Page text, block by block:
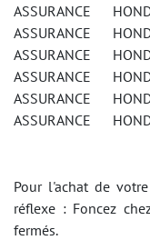
ASSURANCE
ASSURANCE
ASSURANCE
ASSURANCE
ASSURANCE
ASSURANCE
Pour l'achat de
réflexe : Foncez
fermés.